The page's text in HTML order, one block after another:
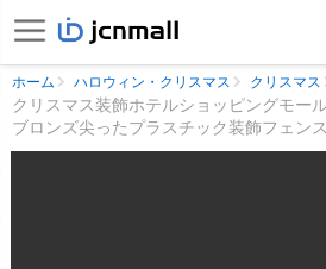
ホーム ハロウィン・クリスマス クリスマス
クリスマス装飾ホテルショッピングモー
ブロンズ尖ったプラスチック装飾フェンス